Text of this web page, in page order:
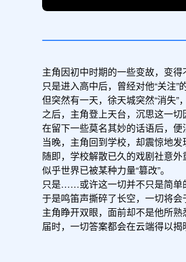
主角因初中时期的一些变故，变得
只是进入高中后，曾经对他“关注
但突然有一天，徐天城突然“消失”
之后，主角登上天台，沉思这一切
在留下一些莫名其妙的话语后，便
当晚，主角回到学校，却震惊地
随即，学校解散已久的戏剧社意
似乎世界已被某种力量“篡改”。
只是……或许这一切并不只是简单
于是鸣笛声撕碎了长空，一切将
主角睁开双眼，面前却不是他所熟
届时，一切答案都会在云端得以揭